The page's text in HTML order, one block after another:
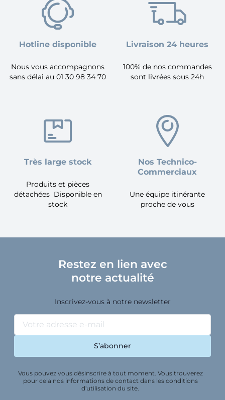
Hotline disponible
Nous vous accompagnons
sans délai au 01 30 98 34 70
Livraison 24 heures
100% de nos commandes
sont livrées sous 24h
Très large stock
Produits et pièces
détachées Disponible en
stock
Nos Technico-
Commerciaux
Une équipe itinérante
proche de vous
Restez en lien avec
notre actualité
Inscrivez-vous à notre newsletter
Vous pouvez vous désinscrire à tout moment. Vous trouverez
pour cela nos informations de contact dans les conditions
d'utilisation du site.